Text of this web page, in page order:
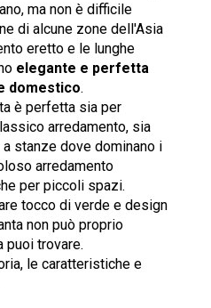
ma non è difficile
di alcune zone dell'Asia
eretto e le lunghe
elegante e perfetta
domestico.
è perfetta sia per
arredamento, sia
stanze dove dominano i
arredamento
per piccoli spazi.
tocco di verde e design
non può proprio
puoi trovare.
le caratteristiche e